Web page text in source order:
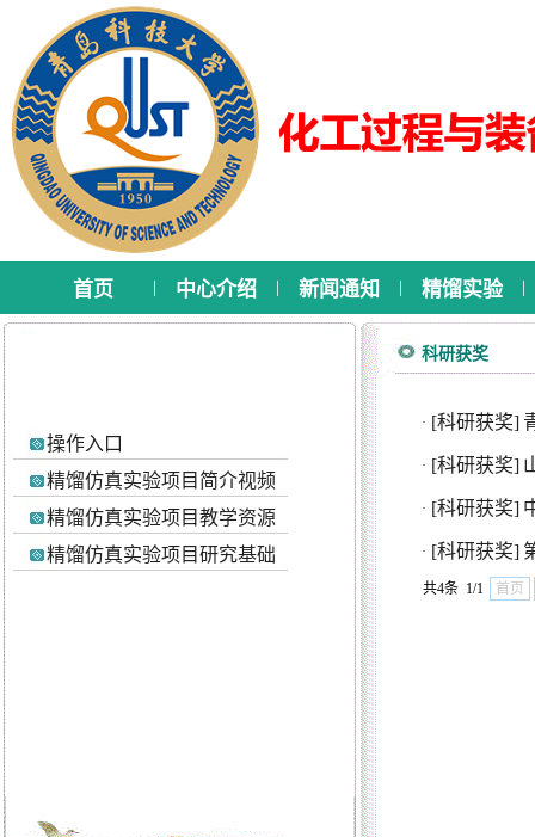
首页 | 中心介绍 | 新闻通知 | 精馏实验 |
操作入口
精馏仿真实验项目简介视频
精馏仿真实验项目教学资源
精馏仿真实验项目研究基础
科研获奖
· [科研获奖]
· [科研获奖]
· [科研获奖]
· [科研获奖]
共4条 1/1 首页